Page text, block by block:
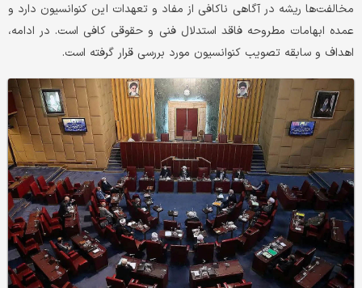
مخالفت‌ها ریشه در آگاهی ناکافی از مفاد و تعهدات این کنوانسیون دارد و
عمده ابهامات مطروحه فاقد استدلال فنی و حقوقی کافی است. در ادامه،
اهداف و سابقه تصویب کنوانسیون مورد بررسی قرار گرفته است.